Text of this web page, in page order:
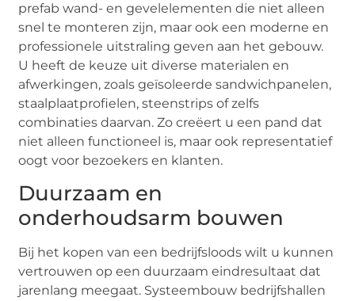
prefab wand- en gevelelementen die niet alleen
snel te monteren zijn, maar ook een moderne en
professionele uitstraling geven aan het gebouw.
U heeft de keuze uit diverse materialen en
afwerkingen, zoals geïsoleerde sandwichpanelen,
staalplaatprofielen, steenstrips of zelfs
combinaties daarvan. Zo creëert u een pand dat
niet alleen functioneel is, maar ook representatief
oogt voor bezoekers en klanten.
Duurzaam en
onderhoudsarm bouwen
Bij het kopen van een bedrijfsloods wilt u kunnen
vertrouwen op een duurzaam eindresultaat dat
jarenlang meegaat. Systeembouw bedrijfshallen